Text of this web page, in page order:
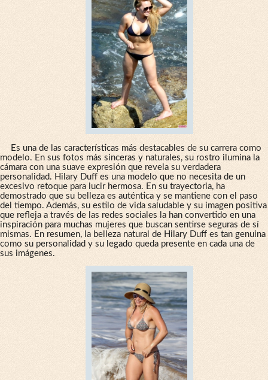
Es una de las características más destacables de su carrera como
modelo. En sus fotos más sinceras y naturales, su rostro ilumina la
cámara con una suave expresión que revela su verdadera
personalidad. Hilary Duff es una modelo que no necesita de un
excesivo retoque para lucir hermosa. En su trayectoria, ha
demostrado que su belleza es auténtica y se mantiene con el paso
del tiempo. Además, su estilo de vida saludable y su imagen positiva
que refleja a través de las redes sociales la han convertido en una
inspiración para muchas mujeres que buscan sentirse seguras de sí
mismas. En resumen, la belleza natural de Hilary Duff es tan genuina
como su personalidad y su legado queda presente en cada una de
sus imágenes.